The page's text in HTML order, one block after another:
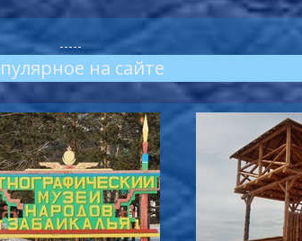
-----
на сайте